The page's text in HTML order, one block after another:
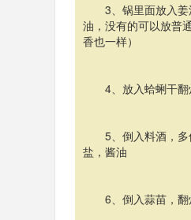
3、锅里面放入
油，没有的可以放普
香也一样）
4、放入蛤蜊干
5、倒入料酒，多
盐，酱油
6、倒入蒜苗，